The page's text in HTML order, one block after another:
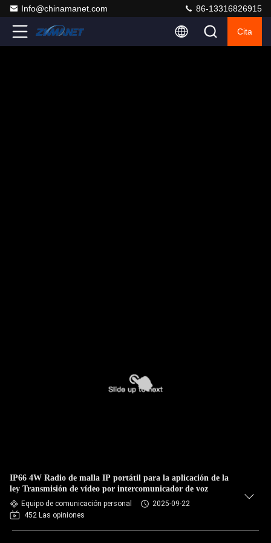
Info@chinamanet.com 86-13316826915
Cita
IP66 4W Radio de malla IP portátil para la aplicación de la
ley Transmisión de vídeo por intercomunicador de voz
Equipo de comunicación personal
2025-09-22
452 Las opiniones